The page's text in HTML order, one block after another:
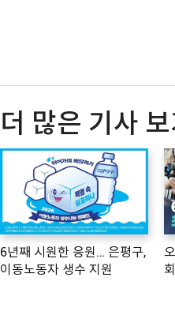
더 많은 기사 보
6년째 시원한 응원… 은평구,
이동노동자 생수 지원